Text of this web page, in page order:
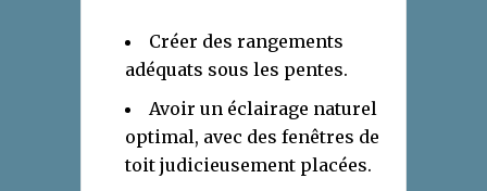
Créer des rangements
adéquats sous les pentes.
Avoir un éclairage naturel
optimal, avec des fenêtres de
toit judicieusement placées.